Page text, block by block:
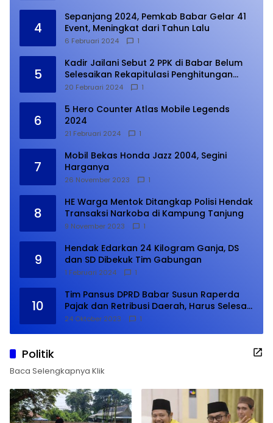
4
Sepanjang 2024, Pemkab Babar Gelar 41
Event, Meningkat dari Tahun Lalu
6 Februari 2024 1
5
Kadir Jailani Sebut 2 PPK di Babar Belum
Selesaikan Rekapitulasi Penghitungan
Suara
20 Februari 2024 1
6
5 Hero Counter Atlas Mobile Legends
2024
21 Februari 2024 1
7
Mobil Bekas Honda Jazz 2004, Segini
Harganya
26 November 2023 1
8
HE Warga Mentok Ditangkap Polisi Hendak
Transaksi Narkoba di Kampung Tanjung
9 November 2023 1
9
Hendak Edarkan 24 Kilogram Ganja, DS
dan SD Dibekuk Tim Gabungan
1 Februari 2024 1
10
Tim Pansus DPRD Babar Susun Raperda
Pajak dan Retribusi Daerah, Harus Selesai
Januari 2024
24 Oktober 2023 1
Politik
Baca Selengkapnya Klik